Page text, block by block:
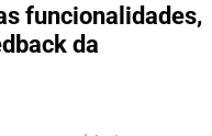
funcionalidades,
da